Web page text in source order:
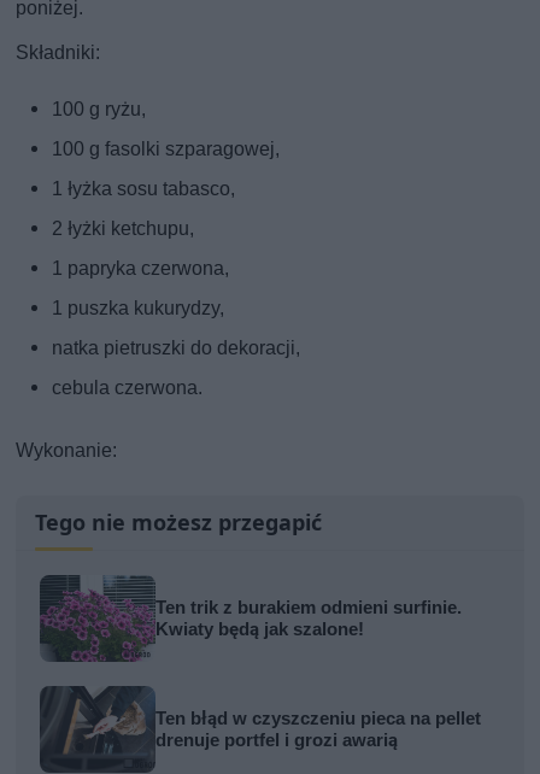
poniżej.
Składniki:
100 g ryżu,
100 g fasolki szparagowej,
1 łyżka sosu tabasco,
2 łyżki ketchupu,
1 papryka czerwona,
1 puszka kukurydzy,
natka pietruszki do dekoracji,
cebula czerwona.
Wykonanie:
Tego nie możesz przegapić
Ten trik z burakiem odmieni surfinie.
Kwiaty będą jak szalone!
Ten błąd w czyszczeniu pieca na pellet
drenuje portfel i grozi awarią